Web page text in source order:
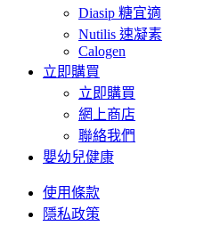
Diasip 糖宜適
Nutilis 速凝素
Calogen
立即購買
立即購買
網上商店
聯絡我們
嬰幼兒健康
使用條款
隱私政策